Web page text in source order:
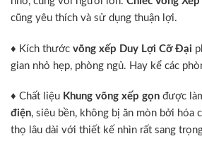
cũng yêu thích và sử dụng thuận lợi.
♦ Kích thước võng xếp Duy Lợi Cỡ Đại
gian nhỏ hẹp, phòng ngủ. Hay kể các
♦ Chất liệu Khung võng xếp gọn được
điện, siêu bền, không bị ăn mòn bởi hóa
thọ lâu dài với thiết kế nhìn rất sang